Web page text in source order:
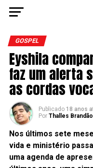
GOSPEL
Eyshila
faz um alerta
as cordas
Publicado 18 anos
Por Thalles Brandão
Nos últimos sete
vida e ministério
uma agenda de